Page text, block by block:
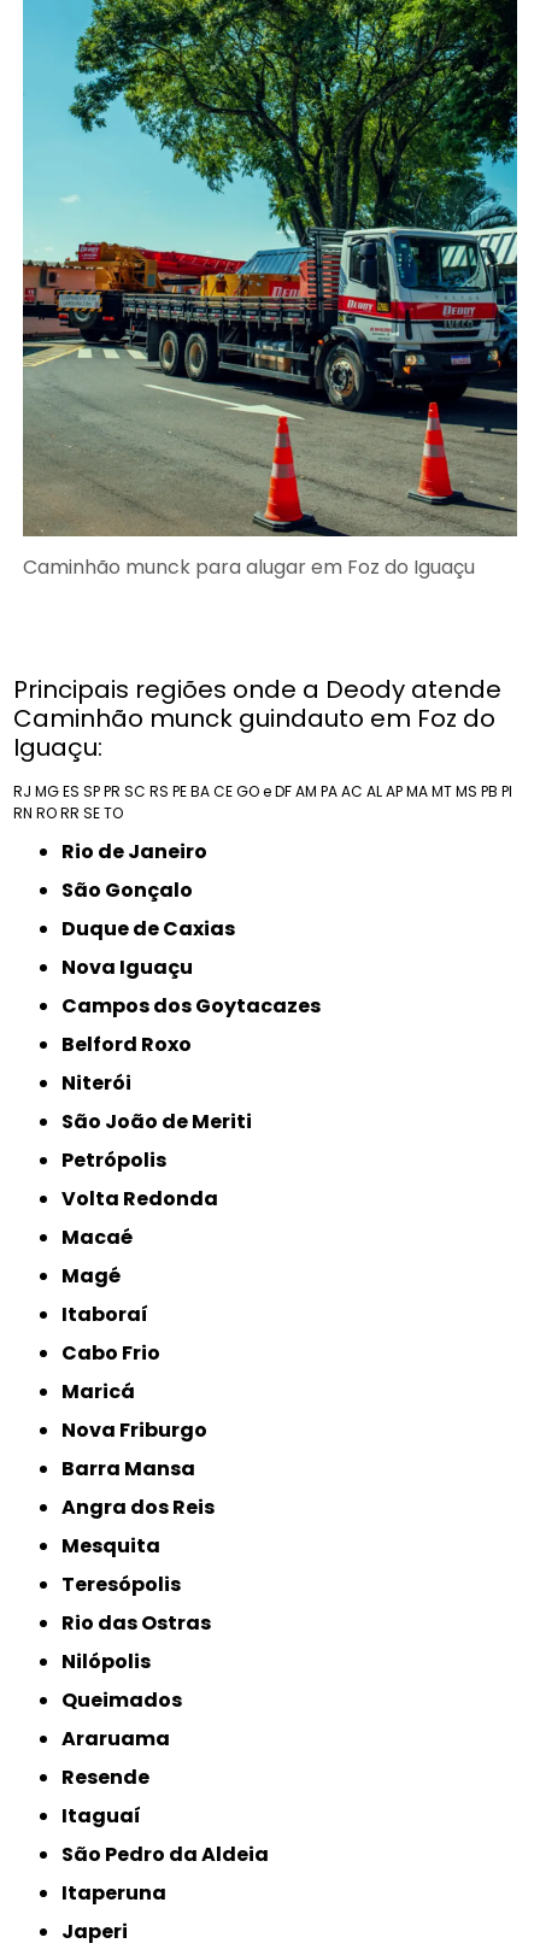
Caminhão munck para alugar em Foz do Iguaçu
Principais regiões onde a Deody atende
Caminhão munck guindauto em Foz do
Iguaçu:
RJ MGES SPPR SC RS PEBACEGO e DFAM PAAC ALAPMAMTMS PB PI
RN RORR SETO
Rio de Janeiro
São Gonçalo
Duque de Caxias
Nova Iguaçu
Campos dos Goytacazes
Belford Roxo
Niterói
São João de Meriti
Petrópolis
Volta Redonda
Macaé
Magé
Itaboraí
Cabo Frio
Maricá
Nova Friburgo
Barra Mansa
Angra dos Reis
Mesquita
Teresópolis
Rio das Ostras
Nilópolis
Queimados
Araruama
Resende
Itaguaí
São Pedro da Aldeia
Itaperuna
Japeri